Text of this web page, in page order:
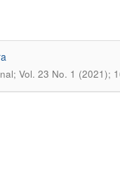
Vol. 23 No. 1 (2021);